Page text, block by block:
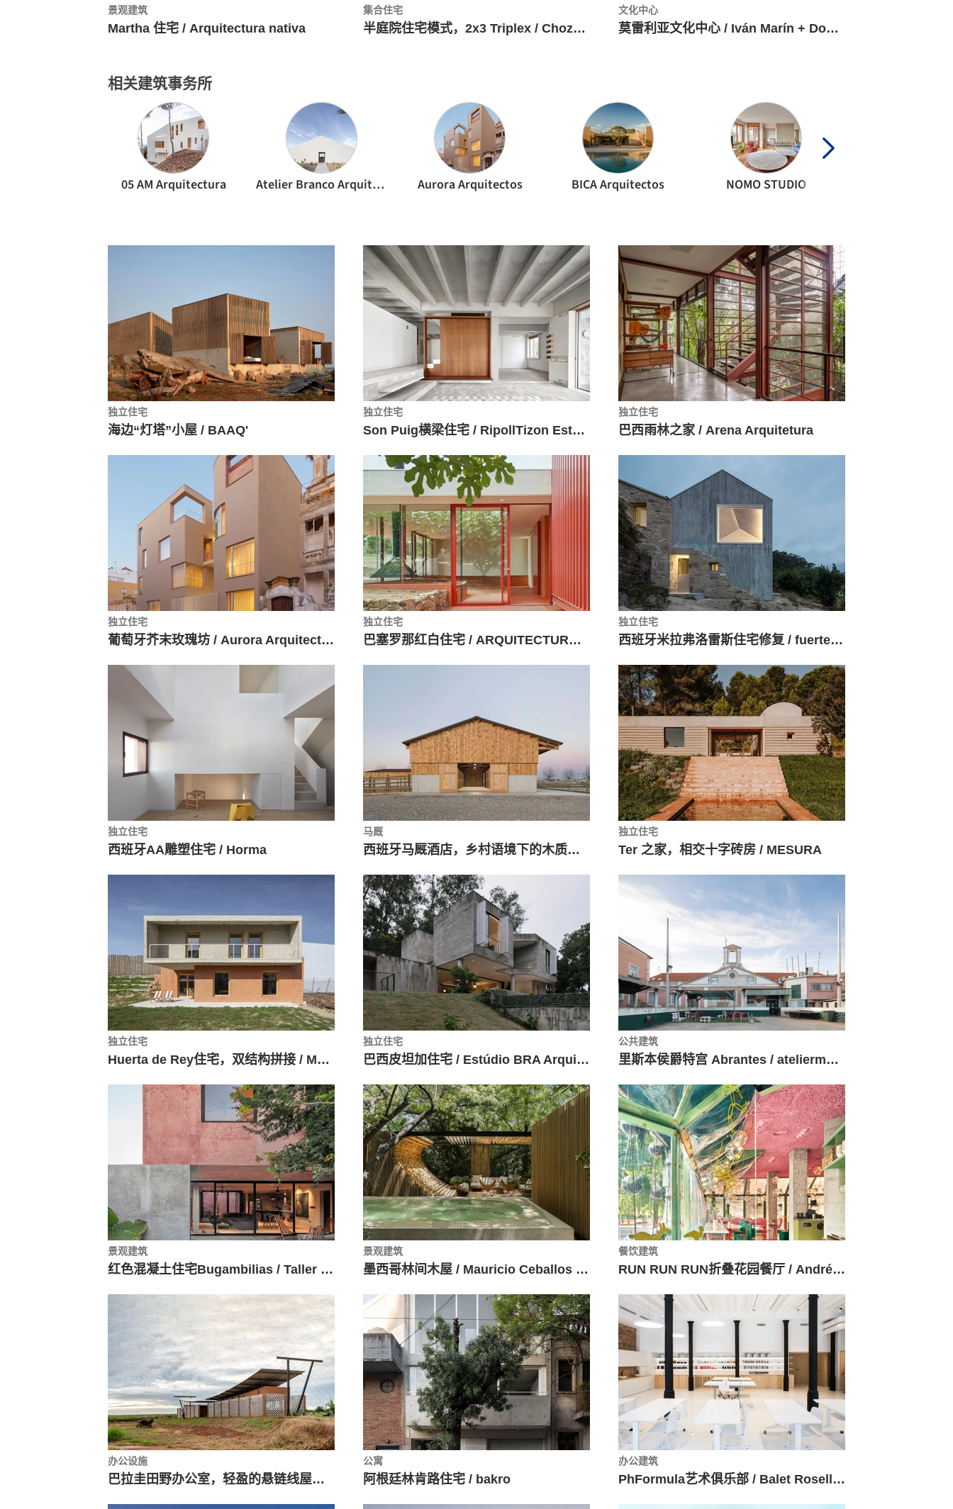
景观建筑
Martha 住宅 / Arquitectura nativa
集合住宅
半庭院住宅模式，2x3 Triplex / Choza. Espacio de Arquitectura
文化中心
莫雷利亚文化中心 / Iván Marín + Doho constructivo
相关建筑事务所
05 AM Arquitectura Atelier Branco Arquitetura Aurora Arquitectos BICA Arquitectos NOMO STUDIO
独立住宅
海边“灯塔”小屋 / BAAQ'
独立住宅
Son Puig横梁住宅 / RipollTizon Estudio de Arquitectura
独立住宅
巴西雨林之家 / Arena Arquitetura
独立住宅
葡萄牙芥末玫瑰坊 / Aurora Arquitectos + Furo
独立住宅
巴塞罗那红白住宅 / ARQUITECTURA-G
独立住宅
西班牙米拉弗洛雷斯住宅修复 / fuertespenedo arquitectos
独立住宅
西班牙AA雕塑住宅 / Horma
马厩
西班牙马厩酒店，乡村语境下的木质结构 / Gabarra Arquitectes
独立住宅
Ter 之家，相交十字砖房 / MESURA
独立住宅
Huerta de Rey住宅，双结构拼接 / Mecanismo
独立住宅
巴西皮坦加住宅 / Estúdio BRA Arquitetura
公共建筑
里斯本侯爵特宫 Abrantes / ateliermob + Working with the 99%
景观建筑
红色混凝土住宅Bugambilias / Taller Mexicano de Arquitectura
景观建筑
墨西哥林间木屋 / Mauricio Ceballos X Architects
餐饮建筑
RUN RUN RUN折叠花园餐厅 / Andrés Jaque / Office for Political Innovation
办公设施
巴拉圭田野办公室，轻盈的悬链线屋面 / Mínimo Común Arquitectura
公寓
阿根廷林肯路住宅 / bakro
办公建筑
PhFormula艺术俱乐部 / Balet Roselló Arquitectos